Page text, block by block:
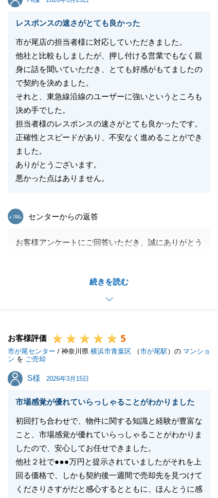
レスポンスの速さがとても良かった
市が尾店の担当者様に対応していただきました。
他社と比較もしましたが、押し付ける営業でもなく親
身に話を聞いていただき、とても好感がもてましたの
で契約を決めました。
それと、東急線沿線のユーザーに強いというところも
決め手でした。
担当者様のレスポンスの速さがとても良かったです。
正確性とスピードがあり、不安なく進めることができ
ました。
ありがとうございます。
悪かった点はありません。
続きを読む
東急リバブル
センターからの返答
お客様アンケートにご回答いただき、誠にありがとう
と大変嬉しく存じます。
また、A様のご人徳のおかげで素敵な買主様とのご縁
となりましたこと、また、A様のご協力に心より感謝
これからも不動産に纏わるお困りごとがございました
ら、お気軽にお申し付け願います。
また、A様のご親族やご友人の方で、将来的に不動産
の購入や売却、相続等でお考えの方がいらっしゃいま
必ずやご期待に添えるよう最善を尽くしてまいりま
す。
今後ともご贔屓を賜りますようお願い申し上げます。
閉じる
お客様評価 5
市が尾センター / 神奈川県 横浜市青葉区 （市が尾駅）の マンショ
ン を ご売却
S様
S様 2026年3月15日
市場感覚が優れていらっしゃることがわかりました
初回打ち合わせで、物件に関する知識と経験が豊富な
こと、市場感覚が優れていらっしゃることがわかりま
したので、安心してお任せできました。
他社２社で●●●万円と提示されていましたがそれを上
回る価格で、しかも契約後一週間で売却先を見つけて
くださりさすがだと感心するとともに、ほんとうに感